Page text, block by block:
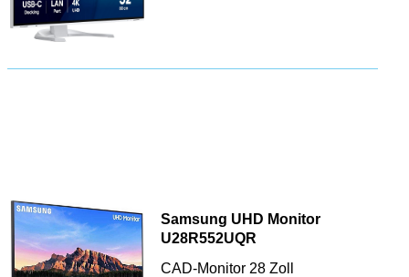
Samsung UHD Monitor
U28R552UQR
CAD-Monitor 28 Zoll